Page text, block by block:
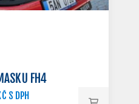
FH4
S DPH